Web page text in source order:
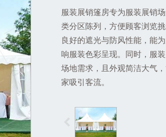
服装展销篷房专为服装展销
类分区陈列，方便顾客浏览
良好的遮光与防风性能，能
响服装色彩呈现。同时，服
场地需求，且外观简洁大气
家吸引客流。